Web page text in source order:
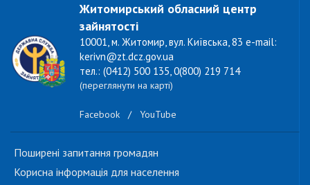
Житомирський обласний центр
зайнятості
10001, м. Житомир, вул. Київська, 83 e-mail:
kerivn@zt.dcz.gov.ua
тел.: (0412) 500 135, 0(800) 219 714
(переглянути на карті)
Facebook / YouTube
Поширені запитання громадян
Корисна інформація для населення